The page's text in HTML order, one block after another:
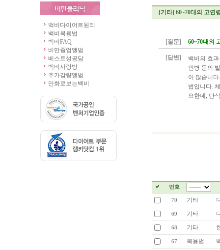
백비다이어트원리
백비복용법
백비FAQ
비만졸업앨범
베스트성공담
백비사랑방
추가감량앨범
만화로보는백비
[기타] 60~70대의 고연
[질문] 60~70대의
[답변]
백비의 효
인병 등의
이 많습니
법입니다.
요한데, 단
번호
70 기타
69 기타
68 기타
67 복용법